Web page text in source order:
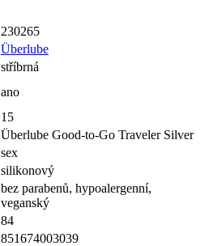
230265
Überlube
stříbrná
ano
15
Überlube Good-to-Go Traveler Silver
sex
silikonový
bez parabenů, hypoalergenní,
veganský
84
851674003039